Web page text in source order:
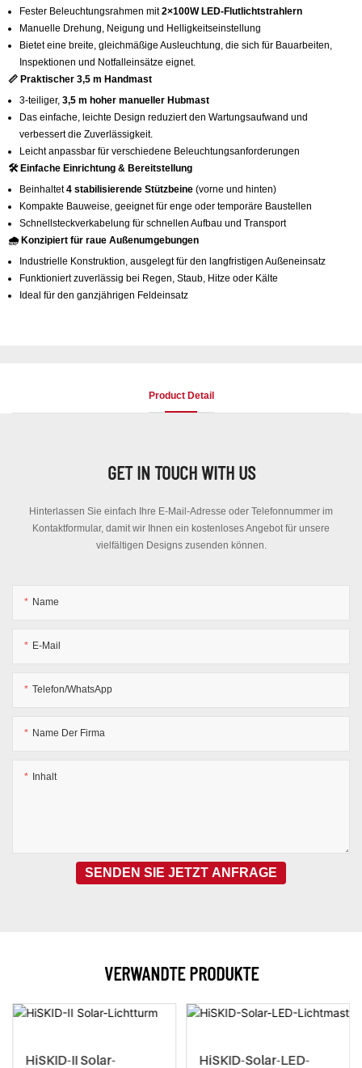
Fester Beleuchtungsrahmen mit2×100W LED-Flutlichtstrahlern
Manuelle Drehung, Neigung und Helligkeitseinstellung
Bietet eine breite, gleichmäßige Ausleuchtung, die sich für Bauarbeiten,
Inspektionen und Notfalleinsätze eignet.
📏 Praktischer 3,5 m Handmast
3-teiliger,3,5 m hoher manueller Hubmast
Das einfache, leichte Design reduziert den Wartungsaufwand und
verbessert die Zuverlässigkeit.
Leicht anpassbar für verschiedene Beleuchtungsanforderungen
🛠 Einfache Einrichtung & Bereitstellung
Beinhaltet4 stabilisierende Stützbeine (vorne und hinten)
Kompakte Bauweise, geeignet für enge oder temporäre Baustellen
Schnellsteckverkabelung für schnellen Aufbau und Transport
🌧 Konzipiert für raue Außenumgebungen
Industrielle Konstruktion, ausgelegt für den langfristigen Außeneinsatz
Funktioniert zuverlässig bei Regen, Staub, Hitze oder Kälte
Ideal für den ganzjährigen Feldeinsatz
Product Detail
GET IN TOUCH WITH US
Hinterlassen Sie einfach Ihre E-Mail-Adresse oder Telefonnummer im
Kontaktformular, damit wir Ihnen ein kostenloses Angebot für unsere
vielfältigen Designs zusenden können.
Name
E-Mail
Telefon/WhatsApp
Name Der Firma
Inhalt
SENDEN SIE JETZT ANFRAGE
VERWANDTE PRODUKTE
HiSKID-II Solar- HiSKID-Solar-LED-